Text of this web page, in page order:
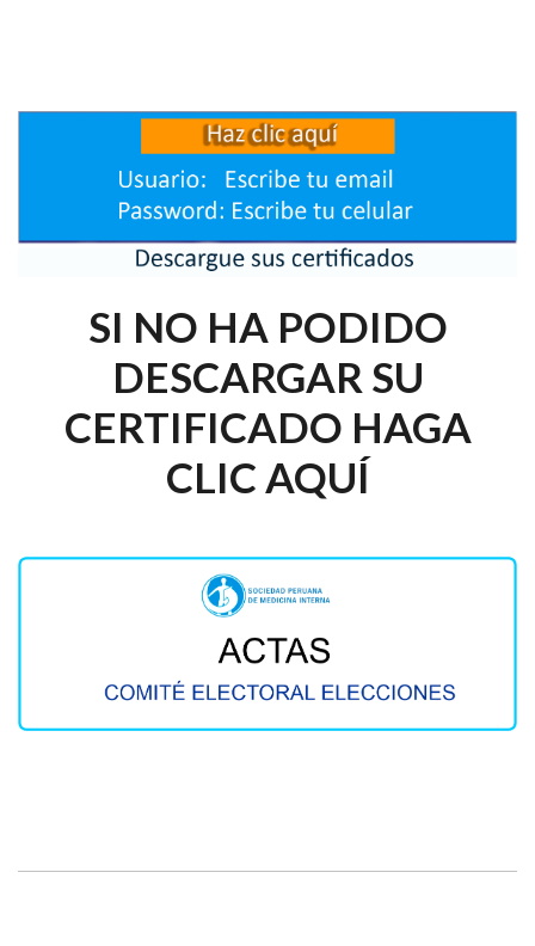
SI NO HA PODIDO
DESCARGAR SU
CERTIFICADO HAGA
CLIC AQUÍ